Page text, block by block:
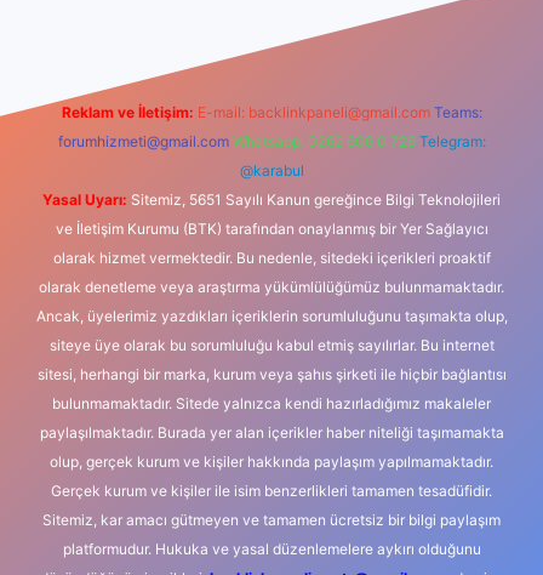
Reklam ve İletişim: E-mail: backlinkpaneli@gmail.com Teams:
forumhizmeti@gmail.com Whatsapp: 0262 606 0 726 Telegram:
@karabul
Yasal Uyarı: Sitemiz, 5651 Sayılı Kanun gereğince Bilgi Teknolojileri
ve İletişim Kurumu (BTK) tarafından onaylanmış bir Yer Sağlayıcı
olarak hizmet vermektedir. Bu nedenle, sitedeki içerikleri proaktif
olarak denetleme veya araştırma yükümlülüğümüz bulunmamaktadır.
Ancak, üyelerimiz yazdıkları içeriklerin sorumluluğunu taşımakta olup,
siteye üye olarak bu sorumluluğu kabul etmiş sayılırlar. Bu internet
sitesi, herhangi bir marka, kurum veya şahıs şirketi ile hiçbir bağlantısı
bulunmamaktadır. Sitede yalnızca kendi hazırladığımız makaleler
paylaşılmaktadır. Burada yer alan içerikler haber niteliği taşımamakta
olup, gerçek kurum ve kişiler hakkında paylaşım yapılmamaktadır.
Gerçek kurum ve kişiler ile isim benzerlikleri tamamen tesadüfidir.
Sitemiz, kar amacı gütmeyen ve tamamen ücretsiz bir bilgi paylaşım
platformudur. Hukuka ve yasal düzenlemelere aykırı olduğunu